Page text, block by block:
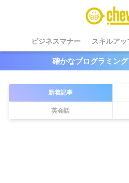
ビジネスマナー スキルアッ
確かなプログラミン
新着記事
英会話